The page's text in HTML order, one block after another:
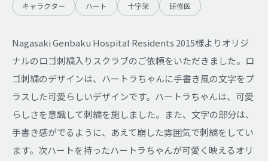
キャラクター ハート 十字架 研修医
Nagasaki Genbaku Hospital Residents 2015様よりオリジ
ナルのロゴ刺繍入りスクラブのご依頼をいただきました。ロ
ゴ刺繍のデザインは、ハートラちゃんに手書き風の文字をプ
ラスした可愛らしいデザインです。ハートラちゃんは、可愛
らしさを意識して刺繍を施しました。また、文字の部分は、
手書き感がでるように、あえて崩した雰囲気で刺繍をしてい
ます。次ハートを持ったハートラちゃんが可愛く映えるオリ